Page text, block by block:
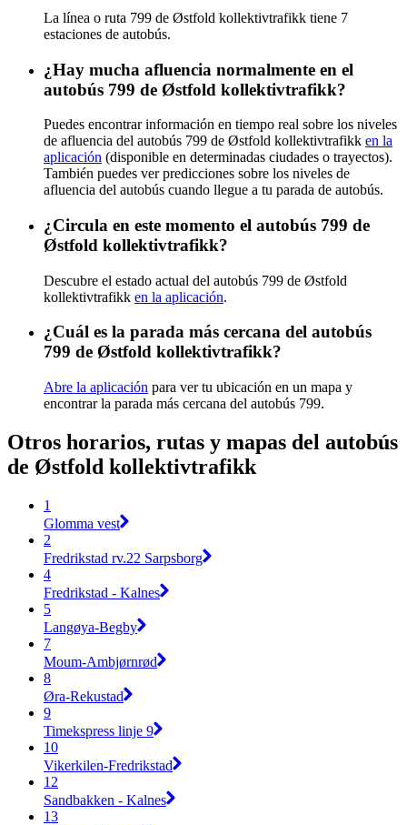
La línea o ruta 799 de Østfold kollektivtrafikk tiene 7
estaciones de autobús.
¿Hay mucha afluencia normalmente en el
autobús 799 de Østfold kollektivtrafikk?
Puedes encontrar información en tiempo real sobre los niveles
de afluencia del autobús 799 de Østfold kollektivtrafikk en la
aplicación (disponible en determinadas ciudades o trayectos).
También puedes ver predicciones sobre los niveles de
afluencia del autobús cuando llegue a tu parada de autobús.
¿Circula en este momento el autobús 799 de
Østfold kollektivtrafikk?
Descubre el estado actual del autobús 799 de Østfold
kollektivtrafikk en la aplicación.
¿Cuál es la parada más cercana del autobús
799 de Østfold kollektivtrafikk?
Abre la aplicación para ver tu ubicación en un mapa y
encontrar la parada más cercana del autobús 799.
Otros horarios, rutas y mapas del autobús
de Østfold kollektivtrafikk
1
Glomma vest
2
Fredrikstad rv.22 Sarpsborg
4
Fredrikstad - Kalnes
5
Langøya-Begby
7
Moum-Ambjørnrød
8
Øra-Rekustad
9
Timekspress linje 9
10
Vikerkilen-Fredrikstad
12
Sandbakken - Kalnes
13